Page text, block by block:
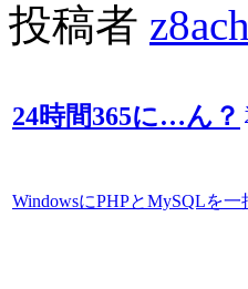
投稿者
24時間365に…ん？
WindowsにPHPとMySQLを